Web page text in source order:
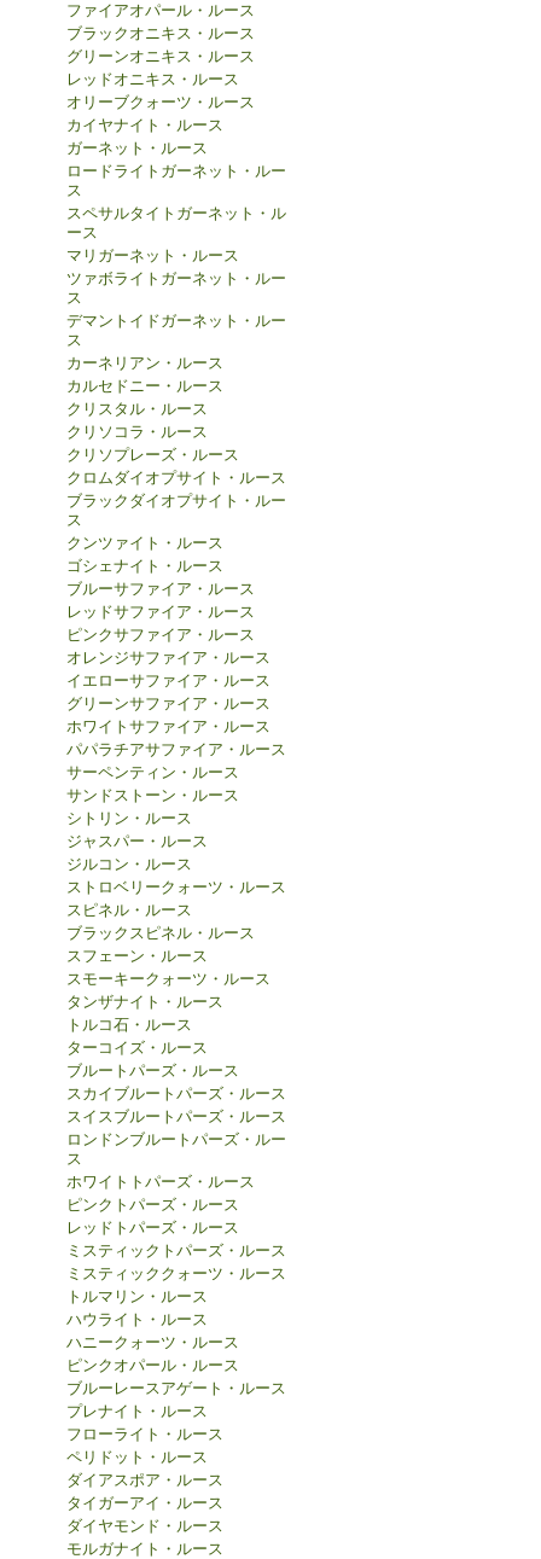
ファイアオパール・ルース
ブラックオニキス・ルース
グリーンオニキス・ルース
レッドオニキス・ルース
オリーブクォーツ・ルース
カイヤナイト・ルース
ガーネット・ルース
ロードライトガーネット・ルー
ス
スペサルタイトガーネット・ル
ース
マリガーネット・ルース
ツァボライトガーネット・ルー
ス
デマントイドガーネット・ルー
ス
カーネリアン・ルース
カルセドニー・ルース
クリスタル・ルース
クリソコラ・ルース
クリソプレーズ・ルース
クロムダイオプサイト・ルース
ブラックダイオプサイト・ルー
ス
クンツァイト・ルース
ゴシェナイト・ルース
ブルーサファイア・ルース
レッドサファイア・ルース
ピンクサファイア・ルース
オレンジサファイア・ルース
イエローサファイア・ルース
グリーンサファイア・ルース
ホワイトサファイア・ルース
パパラチアサファイア・ルース
サーペンティン・ルース
サンドストーン・ルース
シトリン・ルース
ジャスパー・ルース
ジルコン・ルース
ストロベリークォーツ・ルース
スピネル・ルース
ブラックスピネル・ルース
スフェーン・ルース
スモーキークォーツ・ルース
タンザナイト・ルース
トルコ石・ルース
ターコイズ・ルース
ブルートパーズ・ルース
スカイブルートパーズ・ルース
スイスブルートパーズ・ルース
ロンドンブルートパーズ・ルー
ス
ホワイトトパーズ・ルース
ピンクトパーズ・ルース
レッドトパーズ・ルース
ミスティックトパーズ・ルース
ミスティッククォーツ・ルース
トルマリン・ルース
ハウライト・ルース
ハニークォーツ・ルース
ピンクオパール・ルース
ブルーレースアゲート・ルース
プレナイト・ルース
フローライト・ルース
ペリドット・ルース
ダイアスポア・ルース
タイガーアイ・ルース
ダイヤモンド・ルース
モルガナイト・ルース